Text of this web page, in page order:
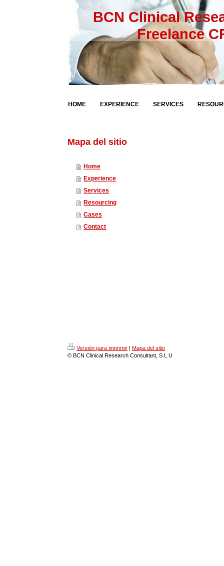
BCN Clinical
Freelance
HOME EXPERIENCE SERVICES
Mapa del sitio
Home
Experience
Services
Resourcing
Cases
Contact
Versión para imprimir | Mapa del sitio
© BCN Clinical Research Consultant, S.L.U